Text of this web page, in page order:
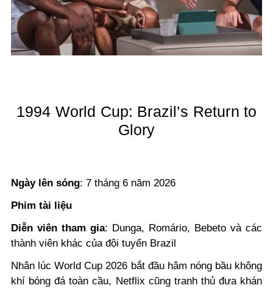
1994 World Cup: Brazil’s Return to
Glory
Ngày lên sóng: 7 tháng 6 năm 2026
Phim tài liệu
Diễn viên tham gia: Dunga, Romário, Bebeto và các
thành viên khác của đội tuyển Brazil
Nhân lúc World Cup 2026 bắt đầu hâm nóng bầu không
khí bóng đá toàn cầu, Netflix cũng tranh thủ đưa khán